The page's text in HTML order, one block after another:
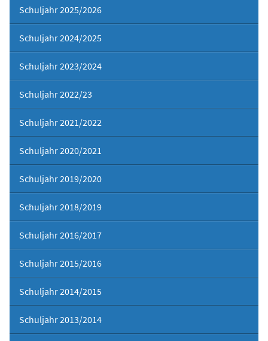
Schuljahr 2025/2026
Schuljahr 2024/2025
Schuljahr 2023/2024
Schuljahr 2022/23
Schuljahr 2021/2022
Schuljahr 2020/2021
Schuljahr 2019/2020
Schuljahr 2018/2019
Schuljahr 2016/2017
Schuljahr 2015/2016
Schuljahr 2014/2015
Schuljahr 2013/2014